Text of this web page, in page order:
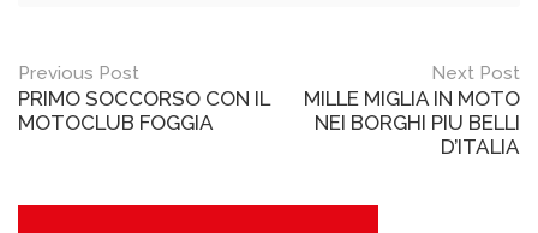
Post
navigation
Previous Post
PRIMO SOCCORSO CON IL
MOTOCLUB FOGGIA
Next Post
MILLE MIGLIA IN MOTO
NEI BORGHI PIU BELLI
D’ITALIA